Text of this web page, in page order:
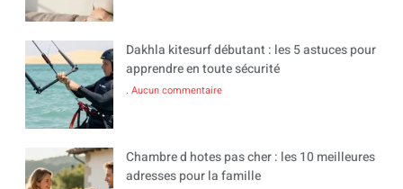
Dakhla kitesurf débutant : les 5 astuces pour
apprendre en toute sécurité
Aucun commentaire
Chambre d hotes pas cher : les 10 meilleures
adresses pour la famille